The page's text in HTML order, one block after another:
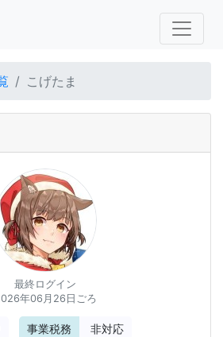
こげたま
最終ログイン
年06月26日ごろ
事業税務 非対応